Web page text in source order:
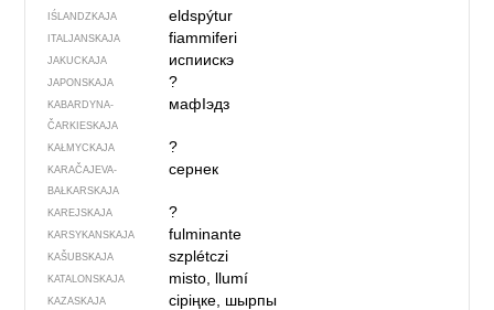
IŚLANDZKAJA eldspýtur
ITALJANSKAJA fiammiferi
JAKUCKAJA испиискэ
JAPONSKAJA ?
KABARDYNA-
ČARKIESKAJA
мафIэдз
KAŁMYCKAJA ?
KARAČAJEVA-
BAŁKARSKAJA
сернек
KAREJSKAJA ?
KARSYKANSKAJA fulminante
KAŠUBSKAJA szplétczi
KATALONSKAJA misto, llumí
KAZASKAJA сіріңке, шырпы